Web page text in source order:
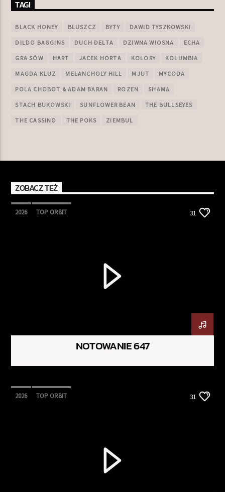
TAGI
BLACK HONEY BLUSZCZ BYTY DAWID TYSZKOWSKI
DILDO BAGGINS DUCH DELTA DZIWNA WIOSNA ECHA
GRA SÓW HART JACEK HORTA KOLORY KOLUMBIA
MAGDA KLUZ MELANCHOLY HILL MJUT MYCODA
POLA CHOBOT & ADAM BARAN ROZEN SHAMA
STACH BUKOWSKI SUNFLOWER BEAN THE BULLSEYES
THE CASSINO THE POKS ZIEMBUL
ZOBACZ TEŻ
2026 TOP ORBIT 31
NOTOWANIE 647
2026 TOP ORBIT 31